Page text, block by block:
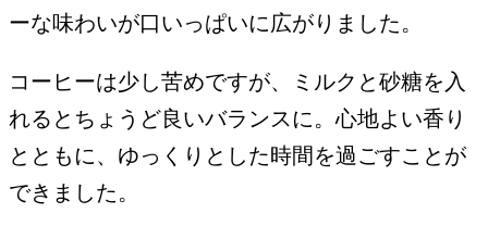
ーな味わいが口いっぱいに広がりました。
コーヒーは少し苦めですが、ミルクと砂糖を入
れるとちょうど良いバランスに。心地よい香り
とともに、ゆっくりとした時間を過ごすことが
できました。